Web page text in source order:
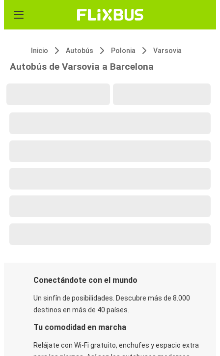
Inicio Autobús Polonia Varsovia
Autobús de Varsovia a Barcelona
Conectándote con el mundo
Un sinfín de posibilidades. Descubre más de 8.000
destinos en más de 40 países.
Tu comodidad en marcha
Relájate con Wi-Fi gratuito, enchufes y espacio extra